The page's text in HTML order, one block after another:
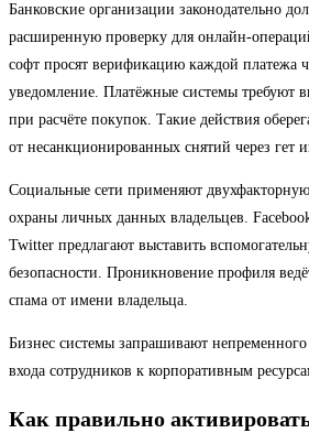
Банковские организации законодательно
расширенную проверку для онлайн-
софт просят верификацию каждой платежа
уведомление. Платёжные системы требуют
при расчёте покупок. Такие действия
от несанкционированных снятий через гет
Социальные сети применяют
охраны личных данных владельцев.
Twitter предлагают выставить
безопасности. Проникновение профиля
спама от имени владельца.
Бизнес системы запрашивают
входа сотрудников к корпоративным
Как правильно